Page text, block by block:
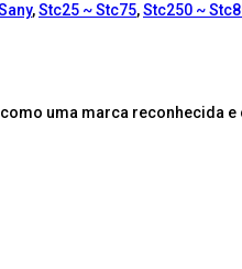
,Stc25 ~ Stc75,Stc250 ~
uma marca